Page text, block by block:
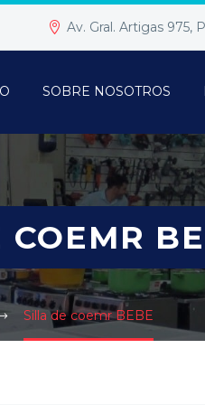
Av. Gral. Artigas 975,
SOBRE NOSOTROS
Silla de coemr BEBE